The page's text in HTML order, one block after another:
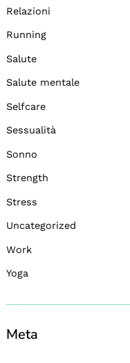
Relazioni
Running
Salute
Salute mentale
Selfcare
Sessualità
Sonno
Strength
Stress
Uncategorized
Work
Yoga
Meta